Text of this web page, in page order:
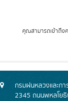
คุณสามารถเข้าถึง
กรมฝนหลวงและก
2345 ถนนพหลโย